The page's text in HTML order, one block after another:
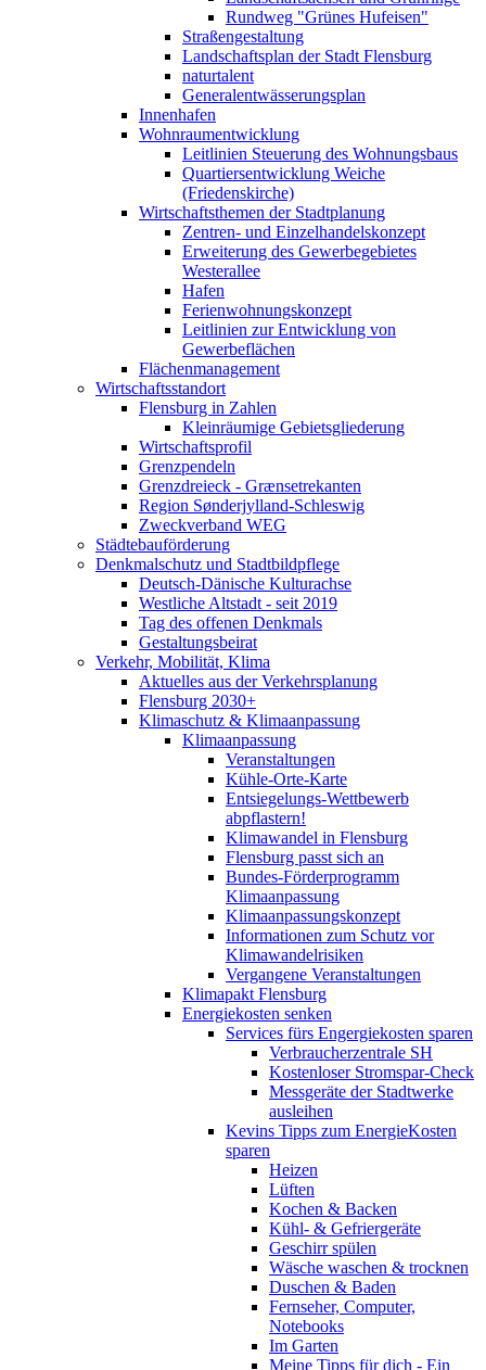
Rundweg "Grünes Hufeisen"
Straßengestaltung
Landschaftsplan der Stadt Flensburg
naturtalent
Generalentwässerungsplan
Innenhafen
Wohnraumentwicklung
Leitlinien Steuerung des Wohnungsbaus
Quartiersentwicklung Weiche
(Friedenskirche)
Wirtschaftsthemen der Stadtplanung
Zentren- und Einzelhandelskonzept
Erweiterung des Gewerbegebietes
Westerallee
Hafen
Ferienwohnungskonzept
Leitlinien zur Entwicklung von
Gewerbeflächen
Flächenmanagement
Wirtschaftsstandort
Flensburg in Zahlen
Kleinräumige Gebietsgliederung
Wirtschaftsprofil
Grenzpendeln
Grenzdreieck - Grænsetrekanten
Region Sønderjylland-Schleswig
Zweckverband WEG
Städtebauförderung
Denkmalschutz und Stadtbildpflege
Deutsch-Dänische Kulturachse
Westliche Altstadt - seit 2019
Tag des offenen Denkmals
Gestaltungsbeirat
Verkehr, Mobilität, Klima
Aktuelles aus der Verkehrsplanung
Flensburg 2030+
Klimaschutz & Klimaanpassung
Klimaanpassung
Veranstaltungen
Kühle-Orte-Karte
Entsiegelungs-Wettbewerb
abpflastern!
Klimawandel in Flensburg
Flensburg passt sich an
Bundes-Förderprogramm
Klimaanpassung
Klimaanpassungskonzept
Informationen zum Schutz vor
Klimawandelrisiken
Vergangene Veranstaltungen
Klimapakt Flensburg
Energiekosten senken
Services fürs Engergiekosten sparen
Verbraucherzentrale SH
Kostenloser Stromspar-Check
Messgeräte der Stadtwerke
ausleihen
Kevins Tipps zum EnergieKosten
sparen
Heizen
Lüften
Kochen & Backen
Kühl- & Gefriergeräte
Geschirr spülen
Wäsche waschen & trocknen
Duschen & Baden
Fernseher, Computer,
Notebooks
Im Garten
Meine Tipps für dich - Ein